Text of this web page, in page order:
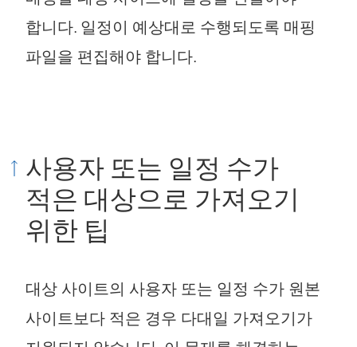
합니다. 일정이 예상대로 수행되도록 매핑
파일을 편집해야 합니다.
사용자 또는 일정 수가
적은 대상으로 가져오기
위한 팁
대상 사이트의 사용자 또는 일정 수가 원본
사이트보다 적은 경우 다대일 가져오기가